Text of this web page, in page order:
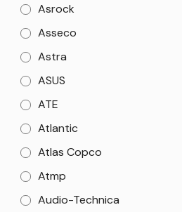
Asrock
Asseco
Astra
ASUS
ATE
Atlantic
Atlas Copco
Atmp
Audio-Technica